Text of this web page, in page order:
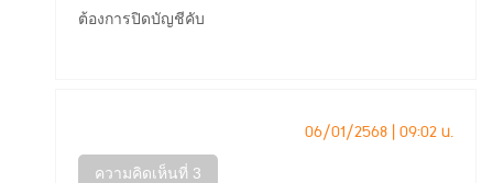
ต้องการปิดบัญชีคับ
06/01/2568 | 09:02 น.
ความคิดเห็นที่ 3